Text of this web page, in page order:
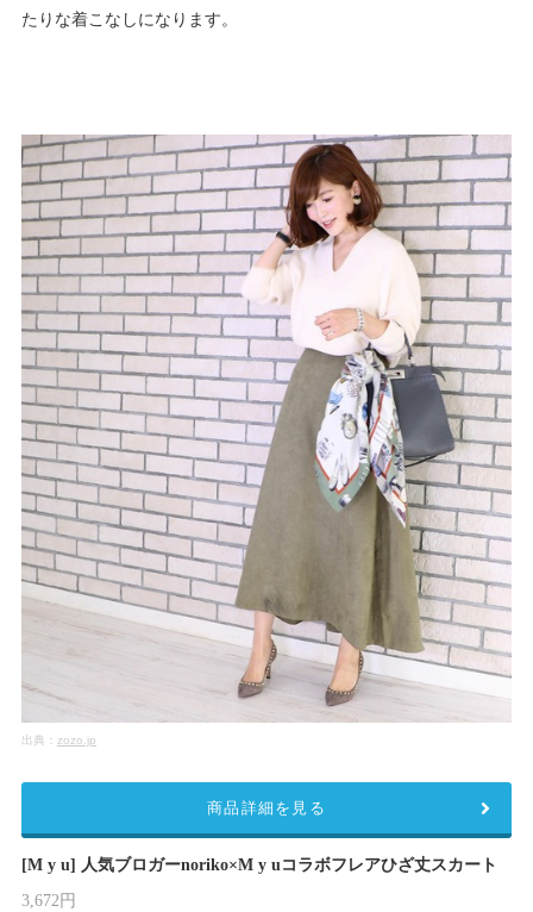
たりな着こなしになります。
出典： zozo.jp
[M y u] 人気ブロガーnoriko×M y uコラボフレアひざ丈スカート
3,672円
商品詳細を見る